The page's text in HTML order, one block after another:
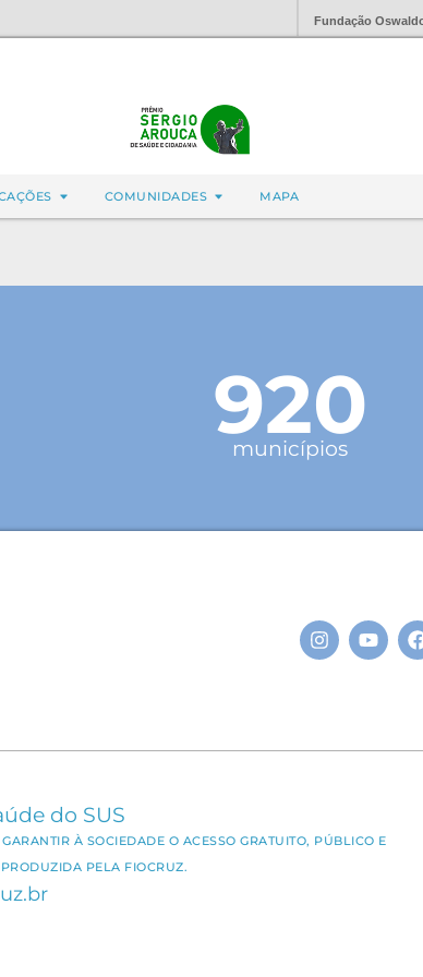
Fundação
COMUNIDADES MAPA
920
municípios
do SUS
À SOCIEDADE O ACESSO GRATUITO, PÚBLICO E
PELA FIOCRUZ.